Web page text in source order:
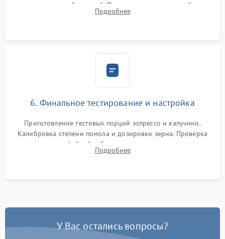
силиконовой смазкой. Проведение программной
декальцинации и очистки системы от кофейных масел.
Подробнее
6. Финальное тестирование и настройка
Приготовление тестовых порций эспрессо и капучино.
Калибровка степени помола и дозировки зерна. Проверка
плотности кофейной таблетки, температуры напитка и
качества молочной пены. Контроль отсутствия посторонних
Подробнее
У Вас остались вопросы?